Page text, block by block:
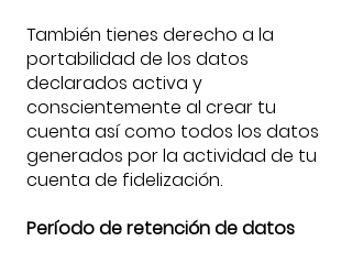
También tienes derecho a la
portabilidad de los datos
declarados activa y
conscientemente al crear tu
cuenta así como todos los datos
generados por la actividad de tu
cuenta de fidelización.
Período de retención de datos